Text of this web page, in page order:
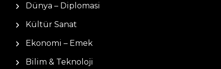
Dünya – Diplomasi
Kültür Sanat
Ekonomi – Emek
Bilim & Teknoloji